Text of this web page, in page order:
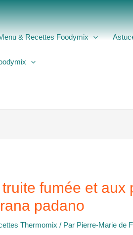
& Recettes Foodymix
fumée et aux
padano
Thermomix / Par Pierre-Marie de